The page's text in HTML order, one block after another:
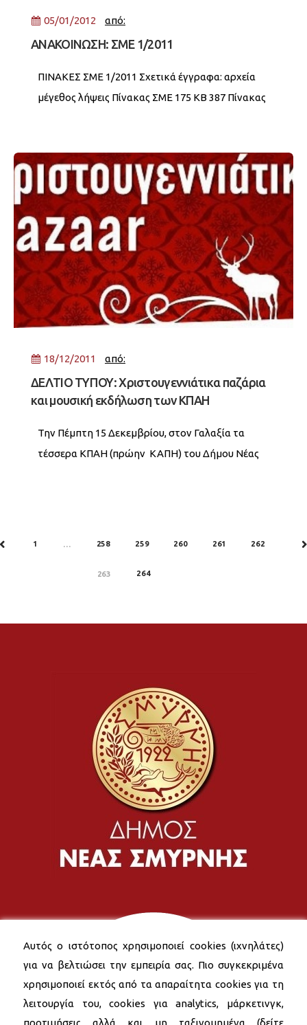
05/01/2012 από:
ΑΝΑΚΟΙΝΩΣΗ: ΣΜΕ 1/2011
ΠΙΝΑΚΕΣ ΣΜΕ 1/2011 Σχετικά έγγραφα: αρχεία
μέγεθος λήψεις Πίνακας ΣΜΕ 175 KB 387 Πίνακας
18/12/2011 από:
ΔΕΛΤΙΟ ΤΥΠΟΥ: Χριστουγεννιάτικα παζάρια
και μουσική εκδήλωση των ΚΠΑΗ
Την Πέμπτη 15 Δεκεμβρίου, στον Γαλαξία τα
τέσσερα ΚΠΑΗ (πρώην ΚΑΠΗ) του Δήμου Νέας
1 … 258 259 260 261 262
263 264
Αυτός ο ιστότοπος χρησιμοποιεί cookies (ιχνηλάτες)
για να βελτιώσει την εμπειρία σας. Πιο συγκεκριμένα
χρησιμοποιεί εκτός από τα απαραίτητα cookies για τη
λειτουργία του, cookies για analytics, μάρκετινγκ,
προτιμήσεις αλλά και μη ταξινομημένα (δείτε